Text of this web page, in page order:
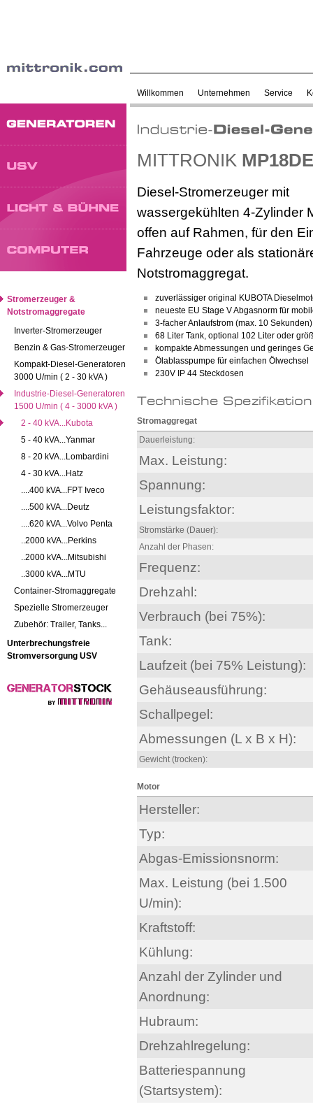
Willkommen Unternehmen Service
Stromerzeuger &
Notstromaggregate
Inverter-Stromerzeuger
Benzin & Gas-Stromerzeuger
Kompakt-Diesel-Generatoren
3000 U/min ( 2 - 30 kVA )
Industrie-Diesel-Generatoren
1500 U/min ( 4 - 3000 kVA )
2 - 40 kVA...Kubota
5 - 40 kVA...Yanmar
8 - 20 kVA...Lombardini
4 - 30 kVA...Hatz
....400 kVA...FPT Iveco
....500 kVA...Deutz
....620 kVA...Volvo Penta
..2000 kVA...Perkins
..2000 kVA...Mitsubishi
..3000 kVA...MTU
Container-Stromaggregate
Spezielle Stromerzeuger
Zubehör: Trailer, Tanks...
Unterbrechungsfreie
Stromversorgung USV
MITTRONIK MP18DE
Diesel-Stromerzeuger mit
wassergekühlten 4-Zylinder
offen auf Rahmen, für den
Fahrzeuge oder als
Notstromaggregat.
zuverlässiger original KUBOTA
neueste EU Stage V Abgasnorm für
3-facher Anlaufstrom (max. 10 Sekunden)
68 Liter Tank, optional 102 Liter oder
kompakte Abmessungen und geringes
Ölablasspumpe für einfachen Ölwechsel
230V IP 44 Steckdosen
Stromaggregat
Dauerleistung:
Max. Leistung:
Spannung:
Leistungsfaktor:
Stromstärke (Dauer):
Anzahl der Phasen:
Frequenz:
Drehzahl:
Verbrauch (bei 75%):
Tank:
Laufzeit (bei 75% Leistung):
Gehäuseausführung:
Schallpegel:
Abmessungen (L x B x H):
Gewicht (trocken):
Motor
Hersteller:
Typ:
Abgas-Emissionsnorm:
Max. Leistung (bei 1.500
U/min):
Kraftstoff:
Kühlung:
Anzahl der Zylinder und
Anordnung:
Hubraum:
Drehzahlregelung:
Batteriespannung
(Startsystem):